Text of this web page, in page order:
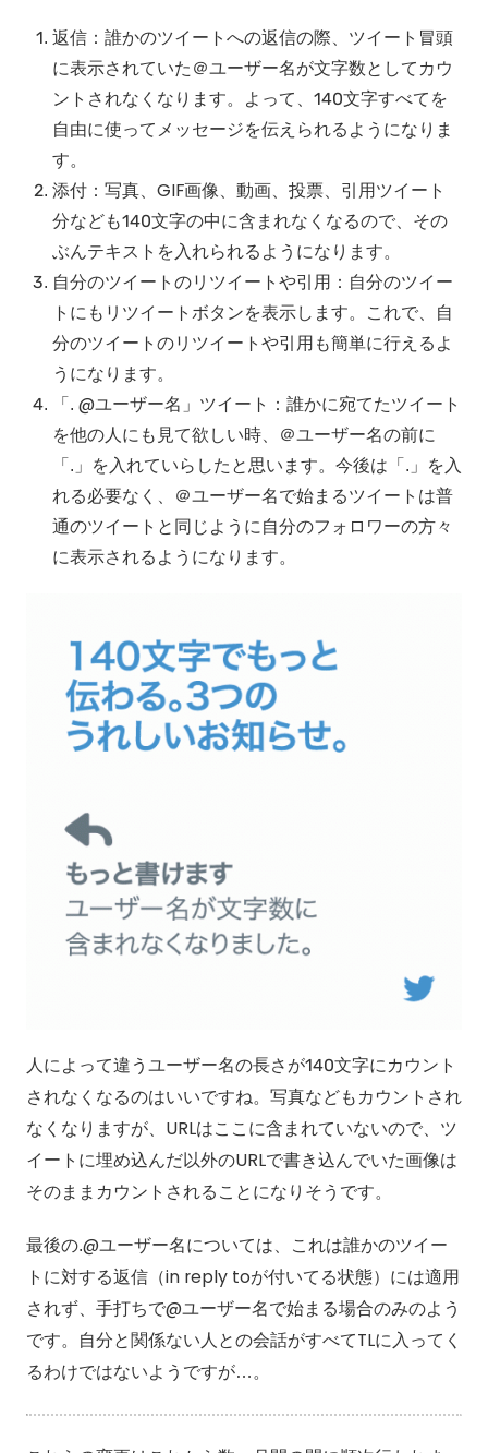
返信：誰かのツイートへの返信の際、ツイート冒頭
に表示されていた＠ユーザー名が文字数としてカウ
ントされなくなります。よって、140文字すべてを
自由に使ってメッセージを伝えられるようになりま
す。
添付：写真、GIF画像、動画、投票、引用ツイート
分なども140文字の中に含まれなくなるので、その
ぶんテキストを入れられるようになります。
自分のツイートのリツイートや引用：自分のツイー
トにもリツイートボタンを表示します。これで、自
分のツイートのリツイートや引用も簡単に行えるよ
うになります。
「. @ユーザー名」ツイート：誰かに宛てたツイート
を他の人にも見て欲しい時、＠ユーザー名の前に
「.」を入れていらしたと思います。今後は「.」を入
れる必要なく、＠ユーザー名で始まるツイートは普
通のツイートと同じように自分のフォロワーの方々
に表示されるようになります。
人によって違うユーザー名の長さが140文字にカウント
されなくなるのはいいですね。写真などもカウントされ
なくなりますが、URLはここに含まれていないので、ツ
イートに埋め込んだ以外のURLで書き込んでいた画像は
そのままカウントされることになりそうです。
最後の.@ユーザー名については、これは誰かのツイー
トに対する返信（in reply toが付いてる状態）には適用
されず、手打ちで@ユーザー名で始まる場合のみのよう
です。自分と関係ない人との会話がすべてTLに入ってく
るわけではないようですが…。